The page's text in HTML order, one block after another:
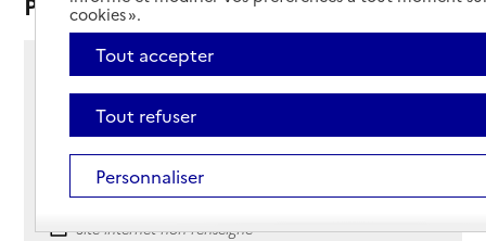
98 avenue Robert Schuman
Voir itinéraire
Téléphone :
05 53 68 43 10
Contact
Contact
Site Internet
Site internet non renseigné
cookies ».
Tout accepter
Tout refuser
Personnaliser